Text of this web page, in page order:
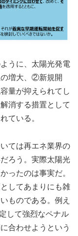
うに、太陽光発電
増大、②新規開
量が抑えられてし
消する措置として
ている。
ては再エネ業界の
ろう。実際太陽光
ったのは事実だ。
してあまりにも雑
ものである。例え
して強烈なペナル
合わせようという